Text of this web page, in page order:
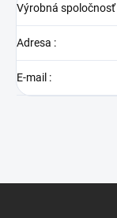
Výrobná spoločnosť
Adresa :
E-mail :